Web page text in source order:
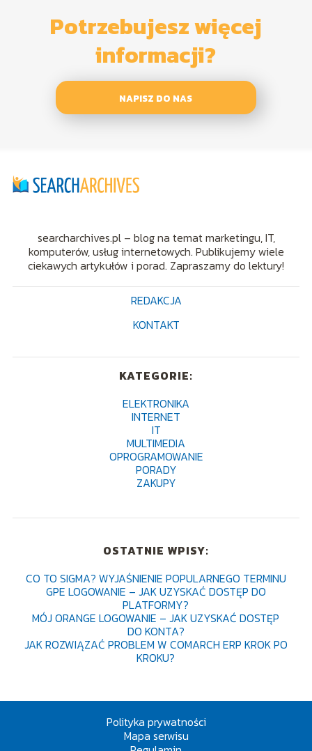
Potrzebujesz więcej
informacji?
NAPISZ DO NAS
searcharchives.pl – blog na temat marketingu, IT,
komputerów, usług internetowych. Publikujemy wiele
ciekawych artykułów i porad. Zapraszamy do lektury!
REDAKCJA
KONTAKT
KATEGORIE:
ELEKTRONIKA
INTERNET
IT
MULTIMEDIA
OPROGRAMOWANIE
PORADY
ZAKUPY
OSTATNIE WPISY:
CO TO SIGMA? WYJAŚNIENIE POPULARNEGO TERMINU
GPE LOGOWANIE – JAK UZYSKAĆ DOSTĘP DO
PLATFORMY?
MÓJ ORANGE LOGOWANIE – JAK UZYSKAĆ DOSTĘP
DO KONTA?
JAK ROZWIĄZAĆ PROBLEM W COMARCH ERP KROK PO
KROKU?
Polityka prywatności
Mapa serwisu